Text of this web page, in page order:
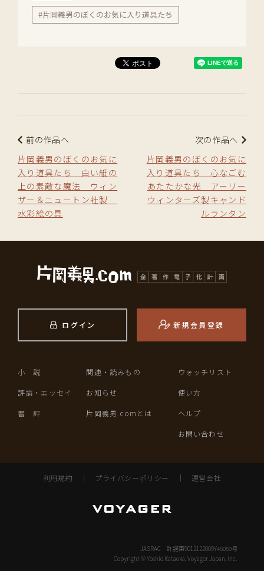
#片岡義男のぼくのお気に入り道具たち
前の作品へ
片岡義男のぼくのお気に
入り道具たち 白い紙の
上の素敵な魔法 ウィン
ザー＆ニュートン社製
水彩絵の具
次の作品へ
片岡義男のぼくのお気に
入り道具たち 心なごむ
あたたかな光 アーリー
ウィンターズ製キャンド
ルランタン
ログイン 新規会員登録
小 説
評論・エッセイ
書 評
関連・読みもの
お知らせ
片岡義男.comとは
ウォッチリスト
使い方
ヘルプ
お問い合わせ
利用規約 ｜ プライバシーポリシー ｜ 運営会社
JASRAC 許諾第9012122009Y45059号
Copyright © Yoshio Kataoka, Voyager Japan, Inc.